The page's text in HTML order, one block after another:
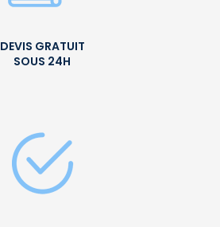
DEVIS GRATUIT
SOUS 24H